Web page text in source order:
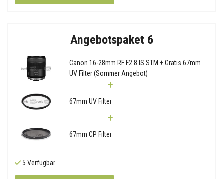
Angebotspaket 6
Canon 16-28mm RF F2.8 IS STM + Gratis 67mm
UV Filter (Sommer Angebot)
67mm UV Filter
67mm CP Filter
5 Verfügbar